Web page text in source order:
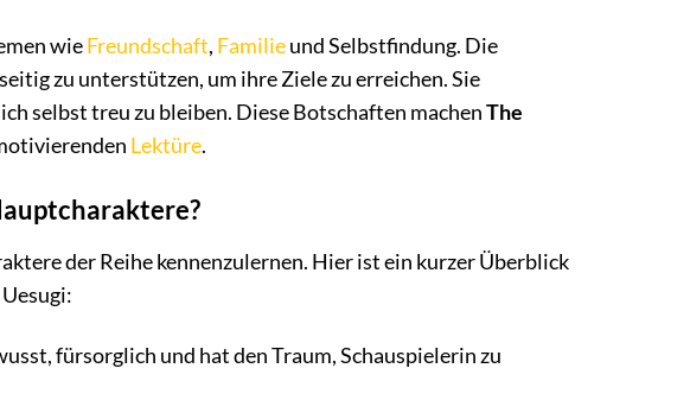
wieFreundschaft, Familieund Selbstfindung. Die
zu unterstützen, um ihre Ziele zu erreichen. Sie
selbst treu zu bleiben. Diese Botschaften machenThe
Lektüre.
der Reihe kennenzulernen. Hier ist ein kurzer Überblick
fürsorglich und hat den Traum, Schauspielerin zu